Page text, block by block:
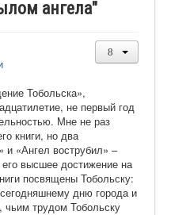
ангела"
Тобольска»,
не первый год
Мне не раз
книги, но два
«Ангел вострубил» –
высшее достижение на
посвящены Тобольску:
дню города и
трудом Тобольску